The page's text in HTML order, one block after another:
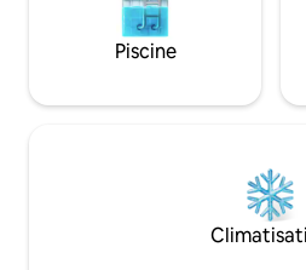
Piscine